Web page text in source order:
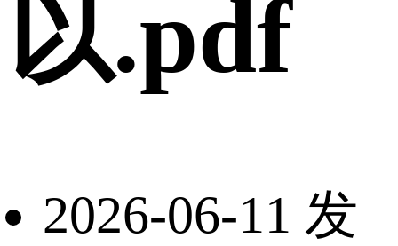
以.pdf
2026-06-11 发